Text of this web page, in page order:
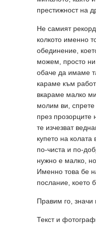
престижност на
Не самият
колкото именно
обединение,
можем, просто
обаче да имаме
караме към
вкараме малко
молим ви, спрете
през прозорците
те изчезват
купето на
по-чиста и по-
нужно е малко,
Именно това бе
послание, което
Правим го, значи
Текст и